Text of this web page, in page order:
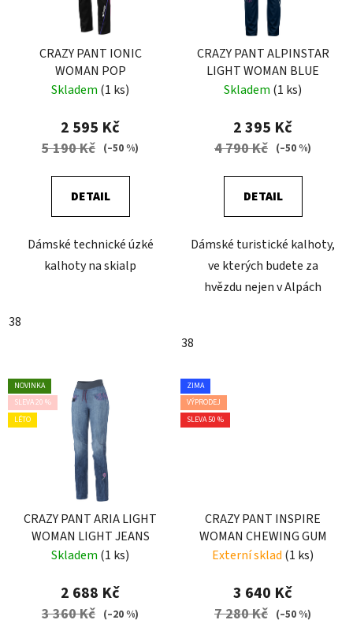
CRAZY PANT IONIC
WOMAN POP
Skladem (1 ks)
2 595 Kč
5 190 Kč (–50 %)
DETAIL
Dámské technické úzké
kalhoty na skialp
38
CRAZY PANT ALPINSTAR
LIGHT WOMAN BLUE
Skladem (1 ks)
2 395 Kč
4 790 Kč (–50 %)
DETAIL
Dámské turistické kalhoty,
ve kterých budete za
hvězdu nejen v Alpách
38
NOVINKA
SLEVA 20 %
LÉTO
CRAZY PANT ARIA LIGHT
WOMAN LIGHT JEANS
Skladem (1 ks)
2 688 Kč
3 360 Kč (–20 %)
ZIMA
VÝPRODEJ
SLEVA 50 %
CRAZY PANT INSPIRE
WOMAN CHEWING GUM
Externí sklad (1 ks)
3 640 Kč
7 280 Kč (–50 %)